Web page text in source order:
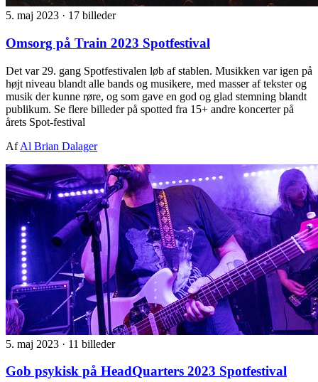
5. maj 2023 · 17 billeder
Omsorg på Train 2023 Spotfestival
Det var 29. gang Spotfestivalen løb af stablen. Musikken var igen på
højt niveau blandt alle bands og musikere, med masser af tekster og
musik der kunne røre, og som gave en god og glad stemning blandt
publikum. Se flere billeder på spotted fra 15+ andre koncerter på
årets Spot-festival
AfAl Brian Dalager
5. maj 2023 · 11 billeder
Gob psykisk på HeadQuarters 2023 Spotfestival